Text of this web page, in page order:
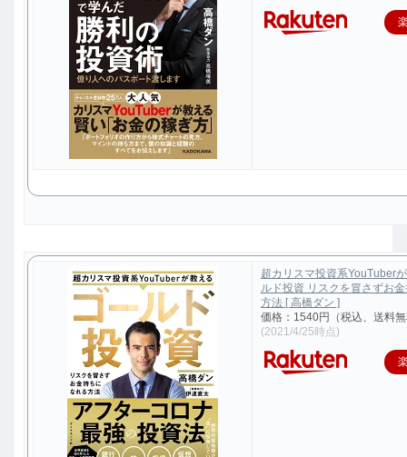
超カリスマ投資系YouTuber
ルド投資 リスクを冒さずお
方法 [ 高橋ダン ]
価格：1540円（税込、送料
(2021/4/25時点)